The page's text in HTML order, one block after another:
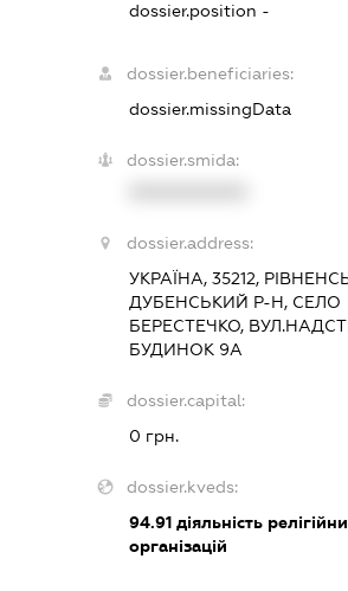
dossier.position -
dossier.beneficiaries:
dossier.missingData
dossier.smida:
dossier.address:
УКРАЇНА, 35212,
ДУБЕНСЬКИЙ Р-Н, СЕЛО
БЕРЕСТЕЧКО,
БУДИНОК 9А
dossier.capital:
0 грн.
dossier.kveds:
94.91 діяльність
організацій